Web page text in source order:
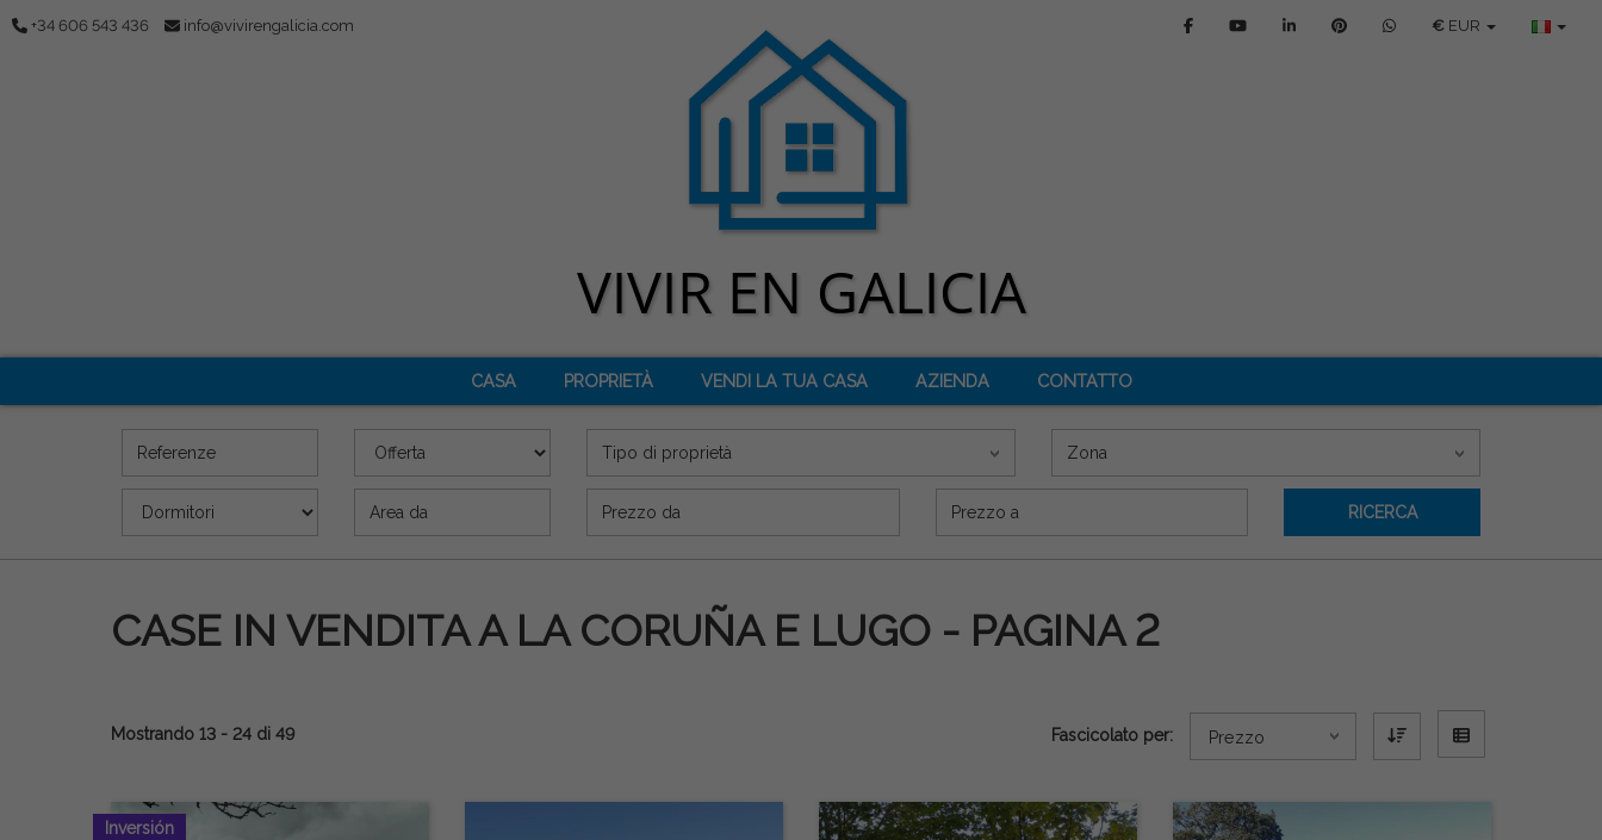
+34 606 543 436 info@vivirengalicia.com € EUR
CASA PROPRIETÀ VENDI LA TUA CASA AZIENDA CONTATTO
Referenze Offerta
Tipo di proprietà Zona
Dormitori Superficie (m2) Precio (€)
RICERCA
CASE IN VENDITA A LA CORUÑA E LUGO - PAGINA 2
Mostrando 13 - 24 di 49 Fascicolato per: Prezzo
Inversión